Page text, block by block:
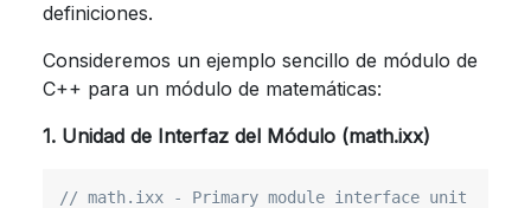
definiciones.
Consideremos un ejemplo sencillo de módulo de
C++ para un módulo de matemáticas:
1. Unidad de Interfaz del Módulo (math.ixx)
// math.ixx - Primary module interface unit